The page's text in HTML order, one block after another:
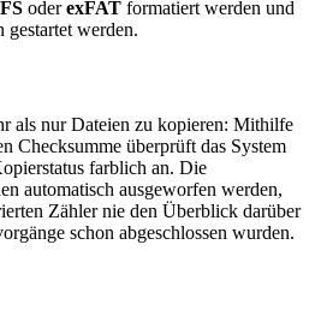
oderexFAT formatiert werden und
werden.
als nur Dateien zu kopieren: Mithilfe
Checksumme überprüft das System
farblich an. Die
automatisch ausgeworfen werden,
Zähler nie den Überblick darüber
schon abgeschlossen wurden.